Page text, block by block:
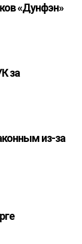
«Дунфэн»
за
из-за